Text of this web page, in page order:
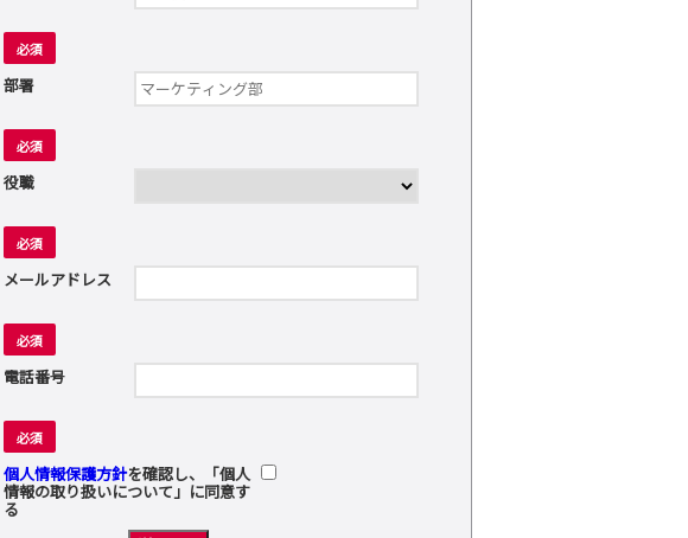
必須
部署
必須
役職
必須
メールアドレス
必須
電話番号
必須
個人情報保護方針を確認し、「個人
情報の取り扱いについて」に同意す
る